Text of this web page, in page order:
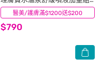
醫美/護膚滿$1200送$200
300ml+150ml
$790
(0)